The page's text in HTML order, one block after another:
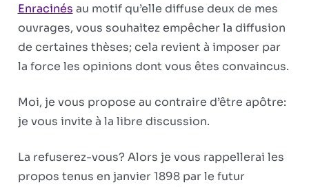
Enracinés au motif qu’elle diffuse deux de mes
ouvrages, vous souhaitez empêcher la diffusion
de certaines thèses; cela re­vient à imposer par
la force les opinions dont vous êtes convaincus.
Moi, je vous propose au contraire d’être apôtre:
je vous invite à la libre discussion.
La refuserez-vous? Alors je vous rappellerai les
propos tenus en janvier 1898 par le futur